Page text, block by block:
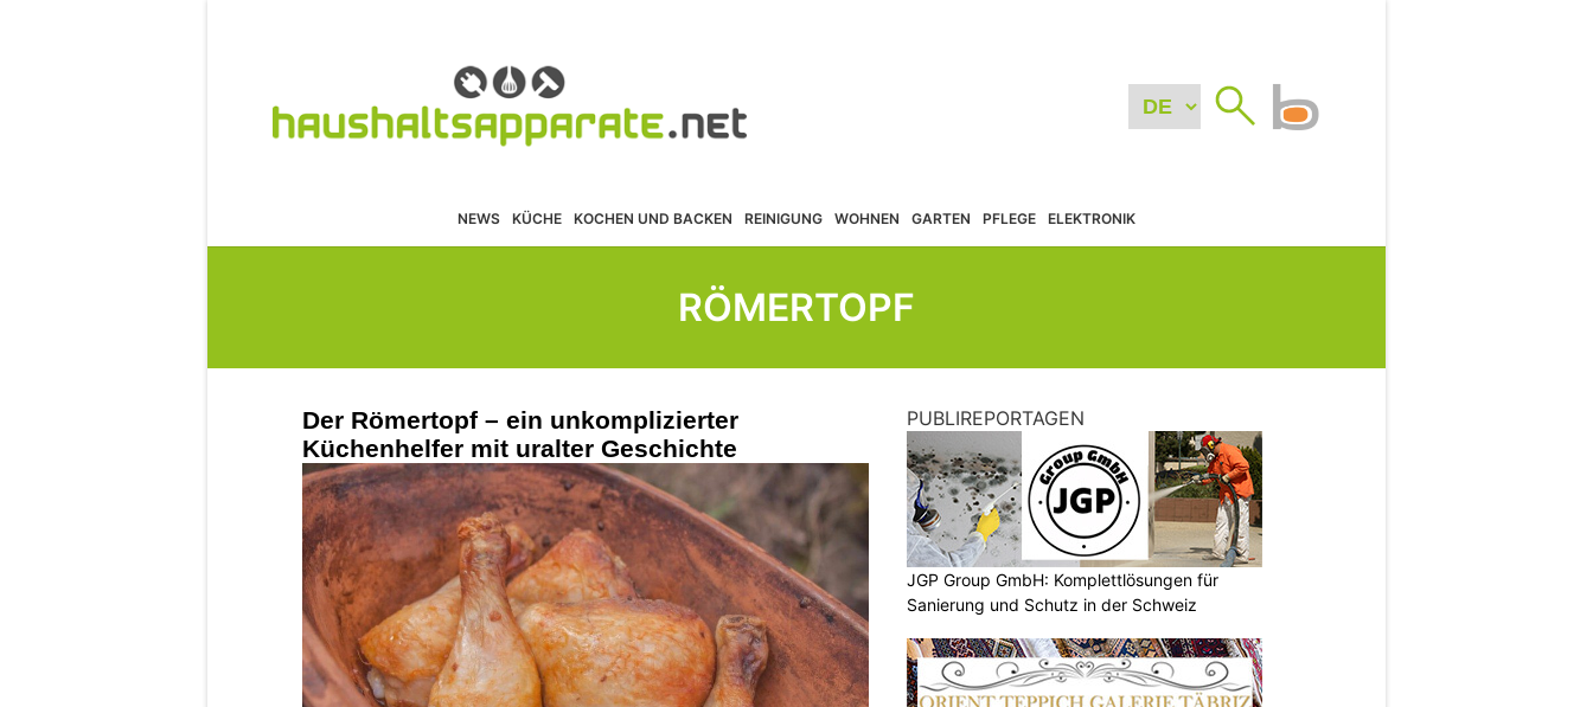
NEWS KÜCHE KOCHEN UND BACKEN REINIGUNG WOHNEN GARTEN PFLEGE ELEKTRONIK
RÖMERTOPF
Der Römertopf – ein unkomplizierter
Küchenhelfer mit uralter Geschichte
PUBLIREPORTAGEN
JGP Group GmbH: Komplettlösungen für
Sanierung und Schutz in der Schweiz